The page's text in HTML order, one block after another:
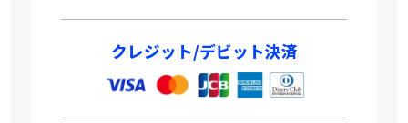
クレジット/デビット決済